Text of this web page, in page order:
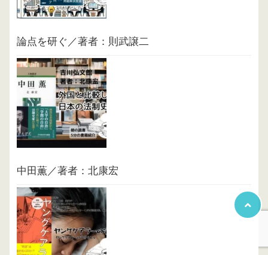
論点を研ぐ／著者：則武譲二
中田薫／著者：北康宏